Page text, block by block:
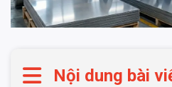
Nội dung bài